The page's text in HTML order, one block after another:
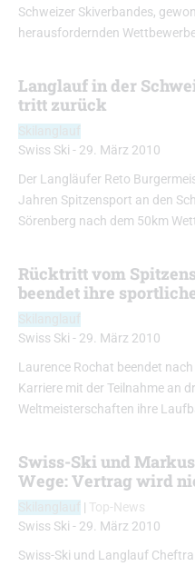
Schweizer Skiverbandes,
herausfordernden
Langlauf in der
tritt zurück
Swiss Ski - 29. März 2010
Der Langläufer Reto
Jahren Spitzensport an den
Sörenberg nach dem 50km
Rücktritt vom
beendet ihre
Swiss Ski - 29. März 2010
Laurence Rochat beendet
Karriere mit der Teilnahme an
Weltmeisterschaften ihre
Swiss-Ski und
Wege: Vertrag wird
| Top-News
Swiss Ski - 29. März 2010
Swiss-Ski und Langlauf